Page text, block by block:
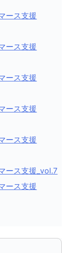
ース支援
ース支援
ース支援
ース支援
ース支援
ース支援_vol.7
ース支援